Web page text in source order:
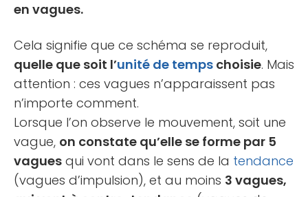
en vagues.
Cela signifie que ce schéma se reproduit,
quelle que soit l’unité de temps choisie. Mais
attention : ces vagues n’apparaissent pas
n’importe comment.
Lorsque l’on observe le mouvement, soit une
vague, on constate qu’elle se forme par 5
vagues qui vont dans le sens de la tendance
(vagues d’impulsion), et au moins 3 vagues,